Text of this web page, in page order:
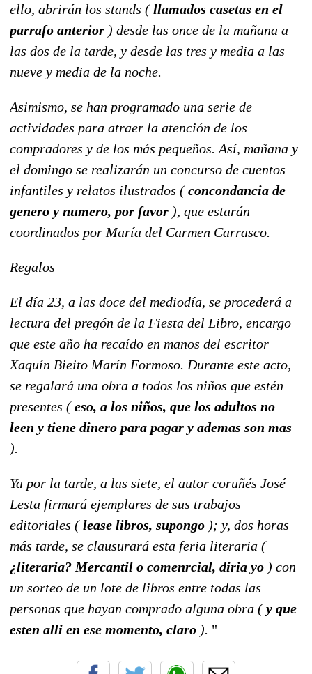
ello, abrirán los stands (llamados casetas en el
parrafo anterior ) desde las once de la mañana a
las dos de la tarde, y desde las tres y media a las
nueve y media de la noche.
Asimismo, se han programado una serie de
actividades para atraer la atención de los
compradores y de los más pequeños. Así, mañana y
el domingo se realizarán un concurso de cuentos
infantiles y relatos ilustrados (concondancia de
genero y numero, por favor ), que estarán
coordinados por María del Carmen Carrasco.
Regalos
El día 23, a las doce del mediodía, se procederá a
lectura del pregón de la Fiesta del Libro, encargo
que este año ha recaído en manos del escritor
Xaquín Bieito Marín Formoso. Durante este acto,
se regalará una obra a todos los niños que estén
presentes (eso, a los niños, que los adultos no
leen y tiene dinero para pagar y ademas son mas
).
Ya por la tarde, a las siete, el autor coruñés José
Lesta firmará ejemplares de sus trabajos
editoriales (lease libros, supongo ); y, dos horas
más tarde, se clausurará esta feria literaria (
¿literaria? Mercantil o comenrcial, diria yo ) con
un sorteo de un lote de libros entre todas las
personas que hayan comprado alguna obra (y que
esten alli en ese momento, claro ). "